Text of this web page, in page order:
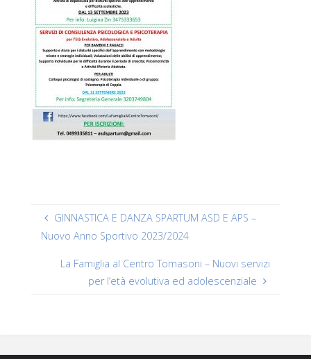
GINNASTICA E DANZA SPARTUM ASD E APS –
Nuovo Anno Sportivo 2023/2024
La Famiglia al Centro Tomasoni – Nuovi servizi
per l’età evolutiva ed adolescenziale